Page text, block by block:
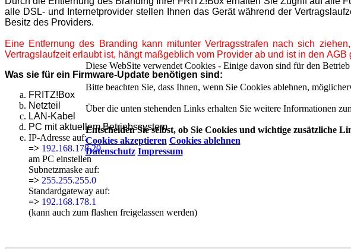
alle DSL- und Internetprovider stellen Ihnen das Gerät während der
Besitz des Providers.
Eine Entfernung des Branding kann mitunter Vertragsstrafen nach sich
Vertragslaufzeit erlaubt ist, hängt maßgeblich vom Provider ab und ist in den AGB
Was sie für ein Firmware-Update benötigen sind:
FRITZ!Box
Netzteil
LAN-Kabel
PC mit aktuellem Betriebssystem
IP-Adresse auf:
=> 192.168.178.20
am PC einstellen
Subnetzmaske auf:
=> 255.255.255.0
Standardgateway auf:
=> 192.168.178.1
(kann auch zum flashen freigelassen werden)
Diese WebSite verwendet Cookies - Einige davon sind für den
Bitte beachten Sie, dass Ihnen, wenn Sie Cookies ablehnen,
Über die unten stehenden Links erhalten Sie weitere Informationen
Entscheiden Sie selbst, ob Sie Cookies und wichtige zusätzliche
Cookies akzeptieren Cookies ablehnen
Datenschutz Impressum